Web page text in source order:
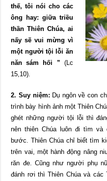
thế, tôi nói cho các
ông hay: giữa triều
thần Thiên Chúa, ai
nấy sẽ vui mừng vì
một người tội lỗi ăn
năn sám hối ” (Lc
15,10).
2. Suy niệm: Dụ ngôn về con
trình bày hình ảnh một Thiên
ghét những người tội lỗi thì
nên thiên Chúa luôn đi tìm
bước. Thiên Chúa chỉ biết tìm
trên vai, một hành động nâng
răn đe. Cũng như người phụ
đánh rơi thì Thiên Chúa và